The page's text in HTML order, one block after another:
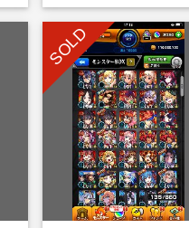
い後、アプリをappStoreもしくは
Googleplayから【捨てメアド
SOLD